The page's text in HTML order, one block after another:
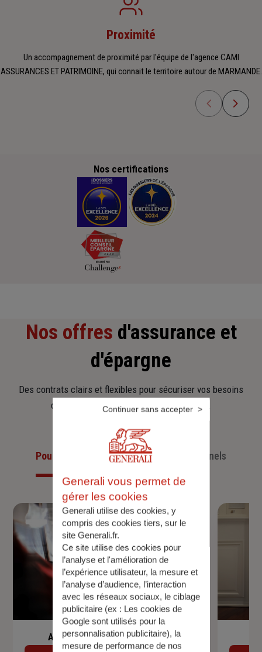
Proximité
Un accompagnement de proximité par l'équipe de l'agence CAMI
ASSURANCES ET PATRIMOINE, qui connait le territoire autour de MARMANDE.
Nos certifications
Nos offres d'assurance et
d'épargne
Des contrats clairs et flexibles pour sécuriser vos besoins
d’aujourd’hui et anticiper ceux de demain.
Pour les particuliersPour les professionnels
Assurance de prêt immobilier
Generali vous permet de
gérer les cookies
Generali utilise des cookies, y
compris des cookies tiers, sur le
site Generali.fr.
Ce site utilise des cookies pour
l’analyse et l'amélioration de
l’expérience utilisateur, la mesure et
l’analyse d’audience, l’interaction
avec les réseaux sociaux, le ciblage
publicitaire (ex : Les cookies de
Google sont utilisés pour la
personnalisation publicitaire), la
mesure de performance de nos
Continuer sans accepter